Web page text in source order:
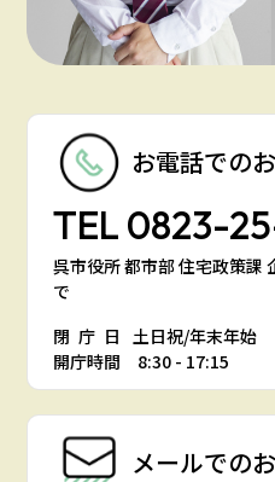
お電話での
TEL 0823-
呉市役所 都市部 住宅政策課
で
閉庁日
土日祝/年末年始
開庁時間 8:30 - 17:15
メールでの